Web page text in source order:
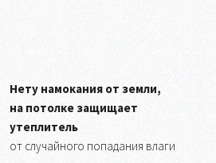
Нету намокания от земли,
на потолке защищает
утеплитель
от случайного попадания влаги